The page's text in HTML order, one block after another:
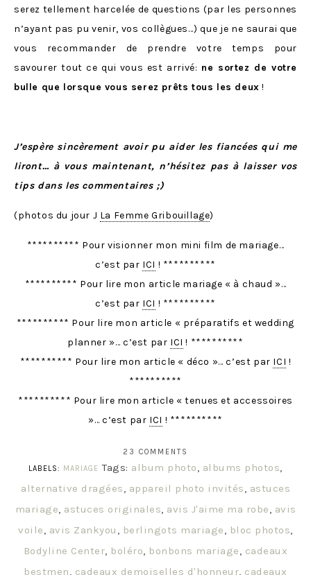
serez tellement harcelée de questions (par les personnes
n’ayant pas pu venir, vos collègues…) que je ne saurai que
vous recommander de prendre votre temps pour
savourer tout ce qui vous est arrivé: ne sortez de votre
bulle que lorsque vous serez prêts tous les deux !
J’espère sincèrement avoir pu aider les fiancées qui me
liront… à vous maintenant, n’hésitez pas à laisser vos
tips dans les commentaires ;)
(photos du jour J La Femme Gribouillage)
********** Pour visionner mon mini film de mariage…
c’est par ICI ! **********
********** Pour lire mon article mariage « à chaud »…
c’est par ICI ! **********
********** Pour lire mon article « préparatifs et wedding
planner »… c’est par ICI ! **********
********** Pour lire mon article « déco »… c’est par ICI !
**********
********** Pour lire mon article « tenues et accessoires
»… c’est par ICI ! **********
23 COMMENTS
LABELS: MARIAGE Tags: album photo, albums photos,
alternative dragées, appareil photo invités, astuces
mariage, astuces originales, avis J'aime ma robe, avis
voile, avis Zankyou , berlingots mariage, bloc photos,
Bodyline Center, boléro, bonbons mariage, cadeaux
bestmen, cadeaux demoiselles d'honneur, cadeaux